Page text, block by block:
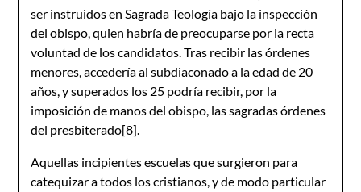
ser instruidos en Sagrada Teología bajo la inspección
del obispo, quien habría de preocuparse por la recta
voluntad de los candidatos. Tras recibir las órdenes
menores, accedería al subdiaconado a la edad de 20
años, y superados los 25 podría recibir, por la
imposición de manos del obispo, las sagradas órdenes
del presbiterado[8].
Aquellas incipientes escuelas que surgieron para
catequizar a todos los cristianos, y de modo particular